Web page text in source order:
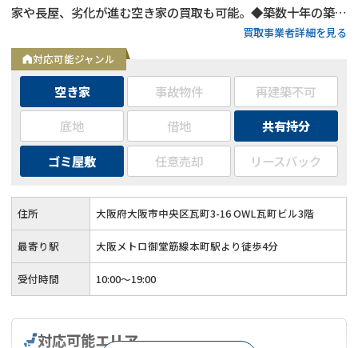
家や長屋、劣化が進む空き家の買取も可能。◆築数十年の築古
物件や心理的瑕疵物件の買取もOK◆お客様第一主義で取り組
む買取
買取事業者詳細を見る
対応可能ジャンル
空き家 事故物件
再建築不可
底地
借地
共有持分
ゴミ屋敷
任意売却 リースバック
住所 大阪府大阪市中央区瓦町3-16 OWL瓦町ビル3階
最寄り駅 大阪メトロ御堂筋線本町駅より徒歩4分
受付時間 10:00～19:00
対応可能エリア